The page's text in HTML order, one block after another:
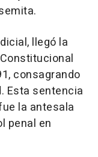
llegó la
consagrando
Esta sentencia
la antesala
penal en